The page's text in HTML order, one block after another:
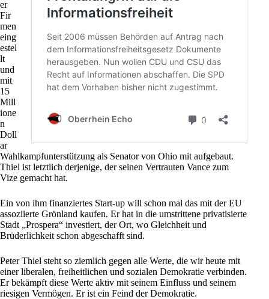
er
Fir
men
eing
estel
lt
und
mit
15
Mill
ione
n
Doll
ar
Wahlkampfunterstützung als Senator von Ohio mit aufgebaut.
Thiel ist letztlich derjenige, der seinen Vertrauten Vance zum
Vize gemacht hat.
Ein von ihm finanziertes Start-up will schon mal das mit der EU
assoziierte Grönland kaufen. Er hat in die umstrittene privatisierte
Stadt „Prospera“ investiert, der Ort, wo Gleichheit und
Brüderlichkeit schon abgeschafft sind.
Peter Thiel steht so ziemlich gegen alle Werte, die wir heute mit
einer liberalen, freiheitlichen und sozialen Demokratie verbinden.
Er bekämpft diese Werte aktiv mit seinem Einfluss und seinem
riesigen Vermögen. Er ist ein Feind der Demokratie.